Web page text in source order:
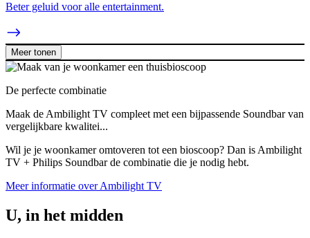
Beter geluid voor alle entertainment.
Meer tonen
De perfecte combinatie
Maak de Ambilight TV compleet met een bijpassende Soundbar van
vergelijkbare kwalitei...
Wil je je woonkamer omtoveren tot een bioscoop? Dan is Ambilight
TV + Philips Soundbar de combinatie die je nodig hebt.
Meer informatie over Ambilight TV
U, in het midden